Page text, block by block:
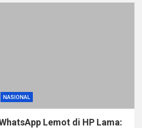
NASIONAL
Lemot di HP Lama: